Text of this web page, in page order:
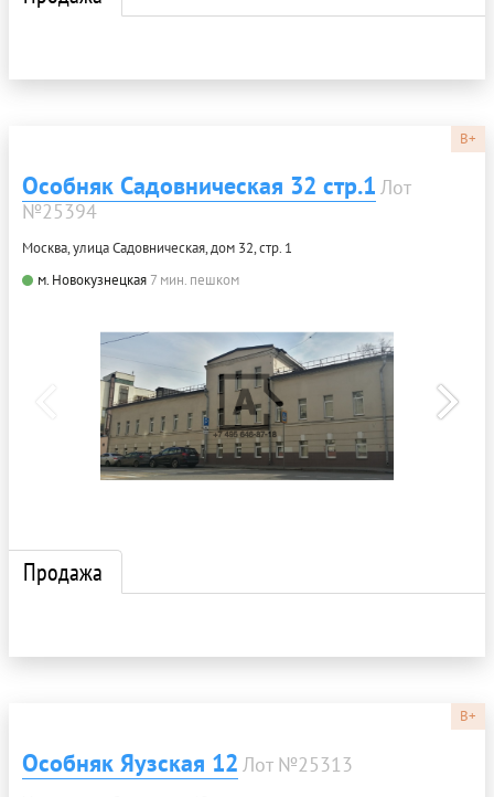
B+
Особняк Садовническая 32 стр.1 Лот
№25394
Москва, улица Садовническая, дом 32, стр. 1
м. Новокузнецкая 7 мин. пешком
Продажа
B+
Особняк Яузская 12 Лот №25313